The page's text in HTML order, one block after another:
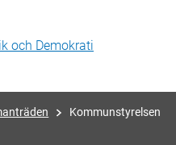
och Demokrati
Kommunstyrelsen